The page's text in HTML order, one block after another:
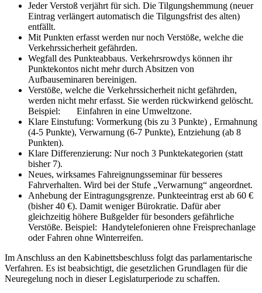
Jeder Verstoß verjährt für sich. Die Tilgungshemmung (neuer
Eintrag verlängert automatisch die Tilgungsfrist des alten)
entfällt.
Mit Punkten erfasst werden nur noch Verstöße, welche die
Verkehrssicherheit gefährden.
Wegfall des Punkteabbaus. Verkehrsrowdys können ihr
Punktekontos nicht mehr durch Absitzen von
Aufbauseminaren bereinigen.
Verstöße, welche die Verkehrssicherheit nicht gefährden,
werden nicht mehr erfasst. Sie werden rückwirkend gelöscht.
Beispiel: Einfahren in eine Umweltzone.
Klare Einstufung: Vormerkung (bis zu 3 Punkte) , Ermahnung
(4-5 Punkte), Verwarnung (6-7 Punkte), Entziehung (ab 8
Punkten).
Klare Differenzierung: Nur noch 3 Punktekategorien (statt
bisher 7).
Neues, wirksames Fahreignungsseminar für besseres
Fahrverhalten. Wird bei der Stufe „Verwarnung“ angeordnet.
Anhebung der Eintragungsgrenze. Punkteeintrag erst ab 60 €
(bisher 40 €). Damit weniger Bürokratie. Dafür aber
gleichzeitig höhere Bußgelder für besonders gefährliche
Verstöße. Beispiel: Handytelefonieren ohne Freisprechanlage
oder Fahren ohne Winterreifen.
Im Anschluss an den Kabinettsbeschluss folgt das parlamentarische
Verfahren. Es ist beabsichtigt, die gesetzlichen Grundlagen für die
Neuregelung noch in dieser Legislaturperiode zu schaffen.